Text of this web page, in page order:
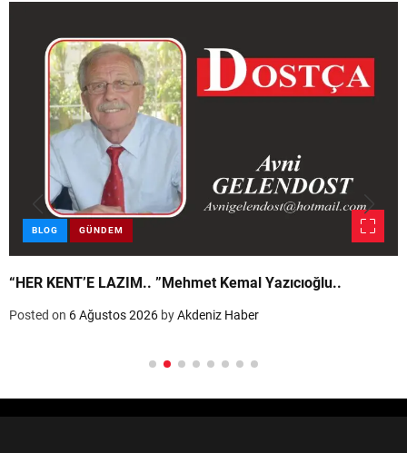
BLOG GÜNDEM
“HER KENT’E LAZIM.. ”Mehmet Kemal Yazıcıoğlu..
Posted on 6 Ağustos 2026 byAkdeniz Haber